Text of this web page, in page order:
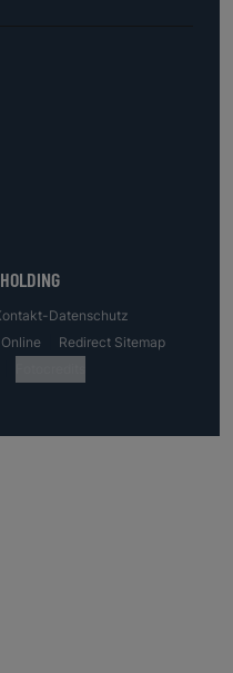
Datenschutz
Redirect Sitemap